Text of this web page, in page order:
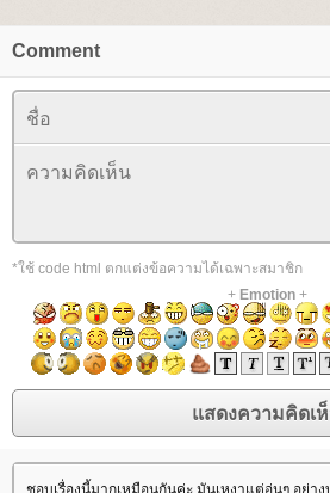
Comment
*ใช้ code html ตกแต่งข้อความได้เฉพาะสมาชิก
+ Emotion+
ชอบเรื่องนี้มากเหมือนกันค่ะ มันเหงาแต่อุ่นๆ อย่า